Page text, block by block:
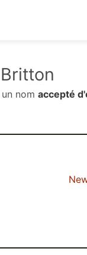
Britton
nom accepté